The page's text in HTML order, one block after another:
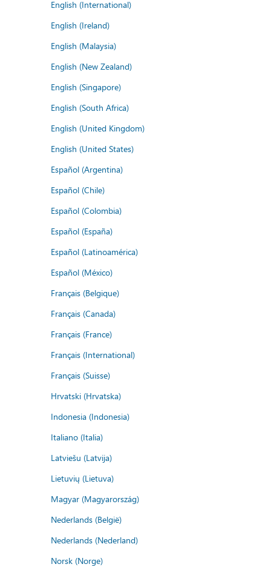
English (International)
English (Ireland)
English (Malaysia)
English (New Zealand)
English (Singapore)
English (South Africa)
English (United Kingdom)
English (United States)
Español (Argentina)
Español (Chile)
Español (Colombia)
Español (España)
Español (Latinoamérica)
Español (México)
Français (Belgique)
Français (Canada)
Français (France)
Français (International)
Français (Suisse)
Hrvatski (Hrvatska)
Indonesia (Indonesia)
Italiano (Italia)
Latviešu (Latvija)
Lietuvių (Lietuva)
Magyar (Magyarország)
Nederlands (België)
Nederlands (Nederland)
Norsk (Norge)